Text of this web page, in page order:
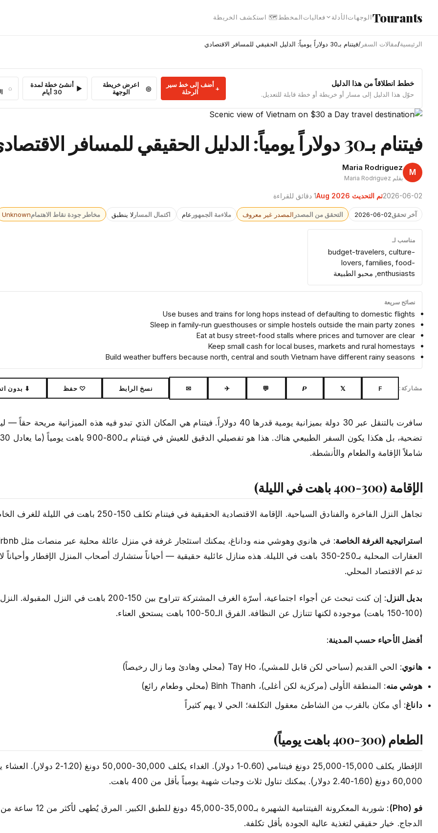
Tourantsالوجهاتالأدلة فعالياتالمخطط 🗺 استكشف الخريطة
الرئيسية/مقالات السفر /فيتنام بـ30 دولاراً يومياً: الدليل الحقيقي للمسافر الاقتصادي
خطط انطلاقاً من هذا الدليل
حوّل هذا الدليل إلى مسار أو خريطة أو خطة قابلة للتعديل.
أضف إلى خط سير
الرحلة
اعرض خريطة
الوجهة
أنشئ خطة لمدة
30 أيام
فيتنام بـ30 دولاراً يومياً: الدليل الحقيقي للمسافر الاقتصادي
M
Maria Rodriguez
بقلم Maria Rodriguez
2026-06-02تم التحديث Aug 2026 1 دقائق للقراءة
آخر تحقق2026-06-02 التحقق من المصدر المصدر غير معروف ملاءمة الجمهور عام اكتمال المسار لا ينطبق مخاطر جودة نقاط الاهتمامUnknown
مناسب لـ
budget-travelers, culture-
lovers, families, food-
enthusiasts, محبو الطبيعة
نصائح سريعة
Use buses and trains for long hops instead of defaulting to domestic flights
Sleep in family-run guesthouses or simple hostels outside the main party zones
Eat at busy street-food stalls where prices and turnover are clear
Keep small cash for local buses, markets and rural homestays
Build weather buffers because north, central and south Vietnam have different rainy seasons
مشاركة: F
𝕏
𝙋
💬
✈
✉ نسخ الرابط ♡ حفظ ⬇ بدون
سافرت بالتنقل عبر 30 دولة بميزانية يومية قدرها 40 دولاراً. فيتنام هي المكان الذي تبدو فيه هذه الميزانية
شاملاً الإقامة والطعام والأنشطة.
الإقامة (300-400 باهت في الليلة)
تجاهل النزل الفاخرة والفنادق السياحية. الإقامة الاقتصادية الحقيقية في فيتنام تكلف 150-250 باهت في الليلة للغرف الخاصة.
استراتيجية الغرفة الخاصة
العقارات المحلية بـ250-350 باهت في الليلة. هذه منازل عائلية حقيقية — أحياناً ستشارك أصحاب المنزل الإفطار
تدعم الاقتصاد المحلي.
بديل النزل
: إن كنت تبحث عن أجواء اجتماعية، أسرّة الغرف المشتركة تتراوح بين 150-200 باهت في
(100-150 باهت) موجودة لكنها تتنازل عن النظافة. الفرق الـ50-100 باهت يستحق العناء.
أفضل الأحياء حسب المدينة:
هانوي: الحي القديم (سياحي لكن قابل للمشي)، Tay Ho (محلي وهادئ وما زال رخيصاً)
هوشي منه: المنطقة الأولى (مركزية لكن أغلى)، Binh Thanh (محلي وطعام رائع)
داناغ: أي مكان بالقرب من الشاطئ معقول التكلفة؛ الحي لا يهم كثيراً
الطعام (300-400 باهت يومياً)
60,000 دونغ (1.60-2.40 دولار). يمكنك تناول ثلاث وجبات شهية يومياً بأقل من 400 باهت.
فو (Pho)
: شوربة المعكرونة الفيتنامية الشهيرة
الدجاج. خيار حقيقي لتغذية عالية الجودة بأقل تكلفة.